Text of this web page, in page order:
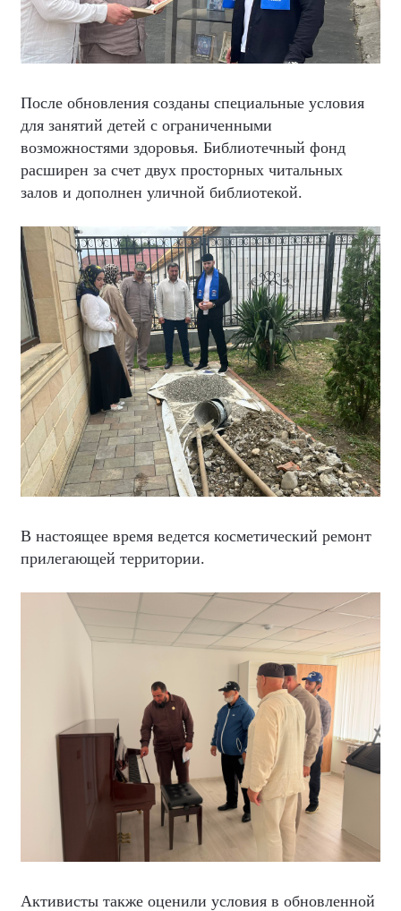
После обновления созданы специальные условия
для занятий детей с ограниченными
возможностями здоровья. Библиотечный фонд
расширен за счет двух просторных читальных
залов и дополнен уличной библиотекой.
В настоящее время ведется косметический ремонт
прилегающей территории.
Активисты также оценили условия в обновленной